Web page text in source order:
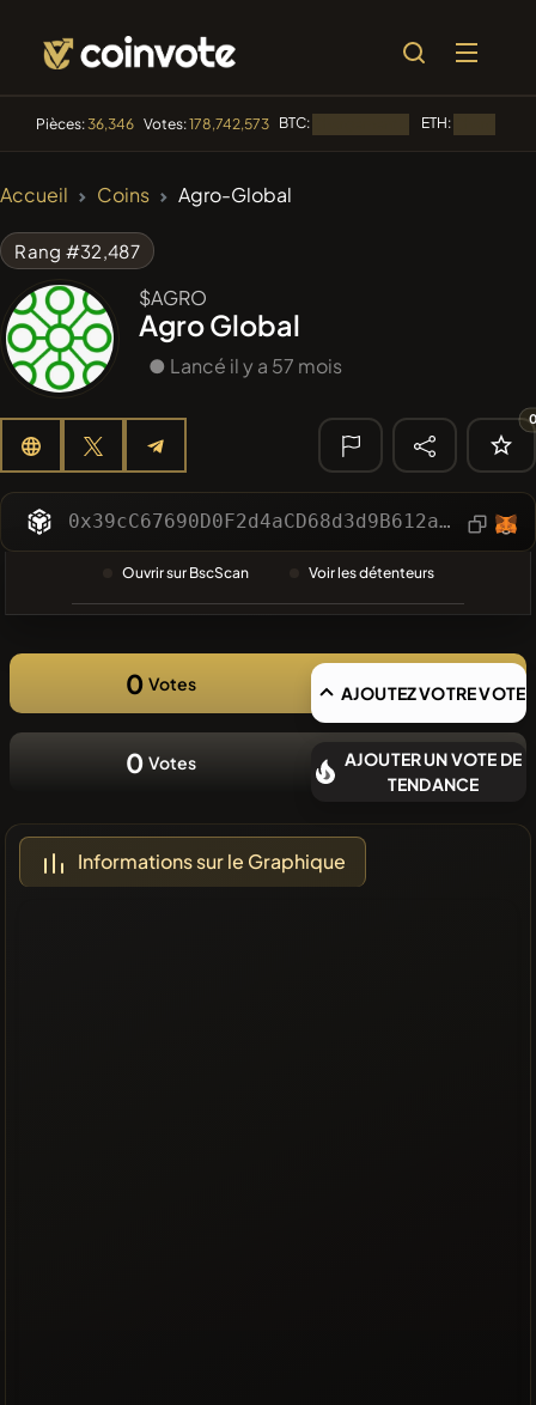
Pièces:36,346 Votes:178,742,573 BTC: ETH:
TENDANCE
Pag Pal PAGPAL
#71
🔎
RÉCENTE
❌Aucune
récente
Accueil Coins Agro-Global
Rang #32,487
$AGRO
Agro Global
● Lancé il y a 57 mois
0x39cC67690D0F2d4aCD68d3d9B612a80D780b84c0
Ouvrir sur BscScan Voir les détenteurs
0 Votes AJOUTEZ VOTRE VOTE
0 Votes
AJOUTER UN VOTE DE
TENDANCE
Informations sur le Graphique